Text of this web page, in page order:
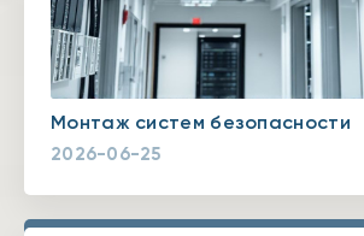
Монтаж систем безопасности
2026-06-25